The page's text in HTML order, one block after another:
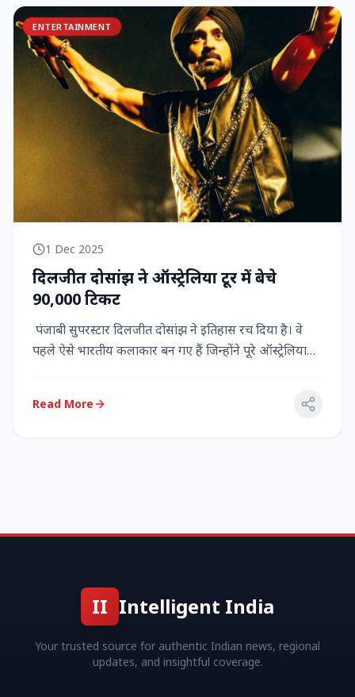
ENTERTAINMENT
1 Dec 2025
दिलजीत दोसांझ ने ऑस्ट्रेलिया टूर में बेचे
90,000 टिकट
पंजाबी सुपरस्टार दिलजीत दोसांझ ने इतिहास रच दिया है। वे
पहले ऐसे भारतीय कलाकार बन गए हैं जिन्होंने पूरे ऑस्ट्रेलिया
Read More
II Intelligent India
Your trusted source for authentic Indian news, regional
updates, and insightful coverage.